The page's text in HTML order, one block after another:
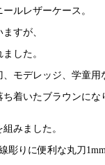
ルレザーケース。
すが、
した。
モデレッジ、学童用
着いたブラウンにな
みました。
彫りに便利な丸刀